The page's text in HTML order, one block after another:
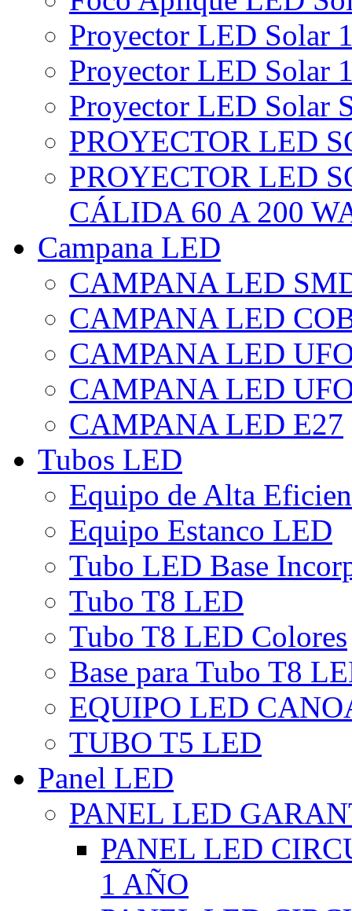
Proyector LED Solar
Proyector LED Solar
Proyector LED Solar
PROYECTOR LED
PROYECTOR LED
CÁLIDA 60 A 200
Campana LED
CAMPANA LED
CAMPANA LED
CAMPANA LED
CAMPANA LED
CAMPANA LED E27
Tubos LED
Equipo de Alta
Equipo Estanco LED
Tubo LED Base
Tubo T8 LED
Tubo T8 LED Colores
Base para Tubo T8
EQUIPO LED
TUBO T5 LED
Panel LED
PANEL LED
PANEL LED
1 AÑO